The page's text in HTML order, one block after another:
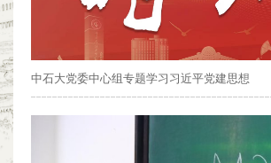
中石大党委中心组专题学习习近平党建思想